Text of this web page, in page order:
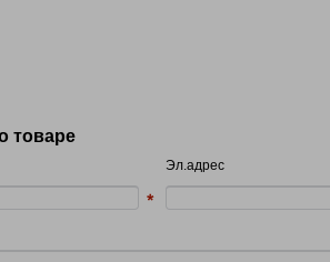
товаре
Эл.адрес